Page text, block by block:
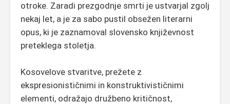
otroke. Zaradi prezgodnje smrti je ustvarjal zgolj
nekaj let, a je za sabo pustil obsežen literarni
opus, ki je zaznamoval slovensko književnost
preteklega stoletja.
Kosovelove stvaritve, prežete z
ekspresionističnimi in konstruktivističnimi
elementi, odražajo družbeno kritičnost,